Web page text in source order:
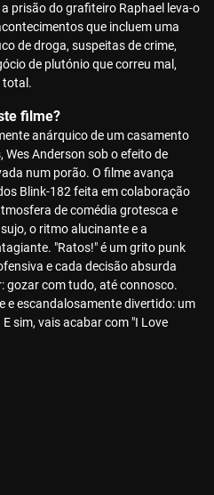
prisão do grafiteiro Raphael leva-o
que incluem uma
de droga, suspeitas de crime,
de plutónio que correu mal,
total.
filme?
anárquico de um casamento
Anderson sob o efeito de
num porão. O filme avança
Blink-182 feita em colaboração
de comédia grotesca e
o ritmo alucinante e a
"Ratos!" é um grito punk
e cada decisão absurda
gozar com tudo, até connosco.
e escandalosamente divertido: um
sim, vais acabar com "I Love